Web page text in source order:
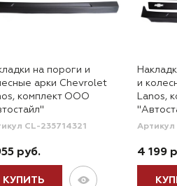
на пороги и
арки Chevrolet
комплект ООО
CL-235714321
руб.
КУПИТЬ
и
Lanos,
Артикул
4 199